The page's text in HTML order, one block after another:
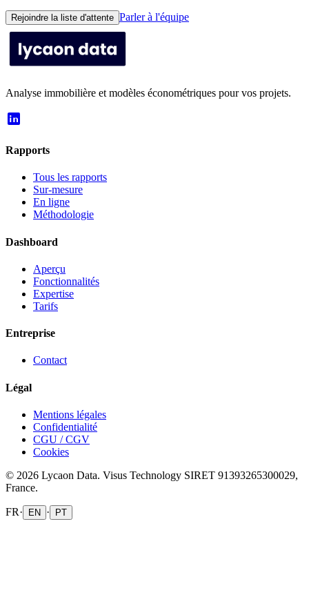
Rejoindre la liste d'attente Parler à l'équipe
Analyse immobilière et modèles économétriques pour vos projets.
Rapports
Tous les rapports
Sur-mesure
En ligne
Méthodologie
Dashboard
Aperçu
Fonctionnalités
Expertise
Tarifs
Entreprise
Contact
Légal
Mentions légales
Confidentialité
CGU / CGV
Cookies
© 2026 Lycaon Data. Visus Technology SIRET 91393265300029,
France.
FR· EN · PT